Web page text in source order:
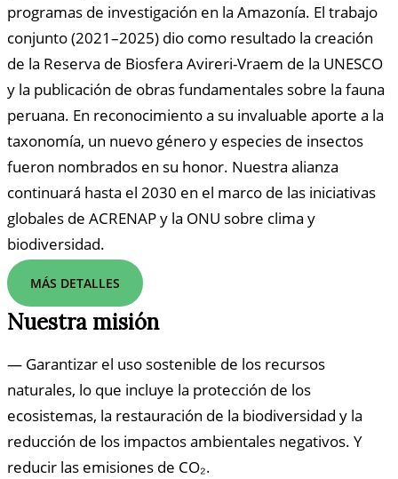
programas de investigación en la Amazonía. El trabajo
conjunto (2021–2025) dio como resultado la creación
de la Reserva de Biosfera Avireri-Vraem de la UNESCO
y la publicación de obras fundamentales sobre la fauna
peruana. En reconocimiento a su invaluable aporte a la
taxonomía, un nuevo género y especies de insectos
fueron nombrados en su honor. Nuestra alianza
continuará hasta el 2030 en el marco de las iniciativas
globales de ACRENAP y la ONU sobre clima y
biodiversidad.
MÁS DETALLES
Nuestra misión
— Garantizar el uso sostenible de los recursos
naturales, lo que incluye la protección de los
ecosistemas, la restauración de la biodiversidad y la
reducción de los impactos ambientales negativos. Y
reducir las emisiones de CO₂.